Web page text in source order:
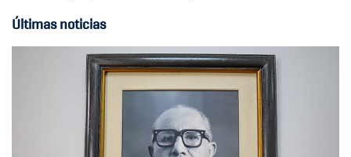
Últimas noticias